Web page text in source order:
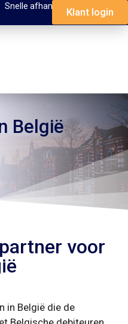
Snelle afhandelingKlant login
België
voor
in België die de